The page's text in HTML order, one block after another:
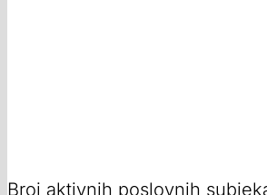
Broj aktivnih poslovnih